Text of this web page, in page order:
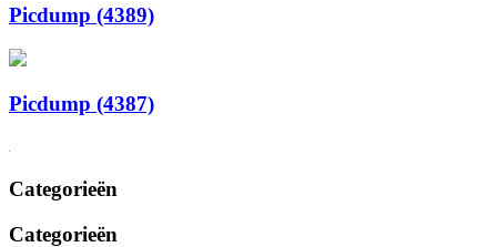
Picdump (4389)
Picdump (4387)
Categorieën
Categorieën